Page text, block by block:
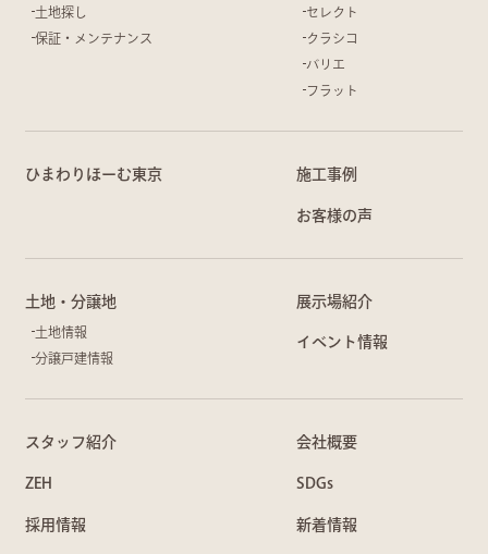
土地探し
保証・メンテナンス
セレクト
クラシコ
バリエ
フラット
ひまわりほーむ東京 施工事例
お客様の声
土地・分譲地
土地情報
分譲戸建情報
展示場紹介
イベント情報
スタッフ紹介 会社概要
ZEH SDGs
採用情報 新着情報